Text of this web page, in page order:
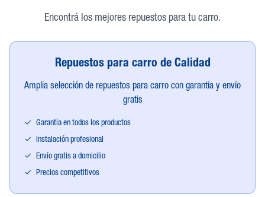
Encontrá los mejores repuestos para tu carro.
Repuestos para carro de Calidad
Amplia selección de repuestos para carro con garantía y envío
gratis
✓
Garantía en todos los productos
✓
Instalación profesional
✓
Envío gratis a domicilio
✓
Precios competitivos